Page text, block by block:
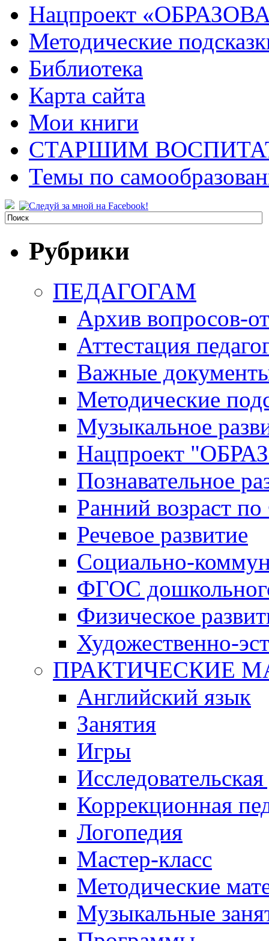
Нацпроект
Методические
Библиотека
Карта сайта
Мои книги
СТАРШИМ
Темы по
Рубрики
ПЕДАГОГАМ
Архив вопросов-
Аттестация
Важные
Методические
Музыкальное
Нацпроект
Познавательное
Ранний возраст
Речевое развитие
Социально-
ФГОС
Физическое
Художественно-
ПРАКТИЧЕСКИЕ
Английский язык
Занятия
Игры
Коррекционная
Логопедия
Мастер-класс
Методические
Музыкальные